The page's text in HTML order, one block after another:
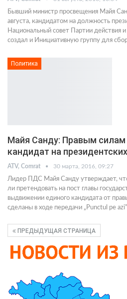
Бывший министр просвещения Майя
августа, кандидатом на должность
Национальный совет Партии действия
создал и Инициативную группу для
Политика
Майя Санду: Правым
кандидат на
ATV, Comrat 30 марта, 2016, 09:27
Лидер ПДС Майя Санду утверждает,
ли претендовать на пост главы
выдвижении единого кандидата от
сделаны в ходе передачи „Punctul pe
ПРЕДЫДУЩАЯ СТРАНИЦА